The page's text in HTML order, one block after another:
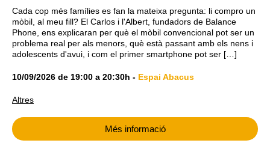
Cada cop més famílies es fan la mateixa pregunta: li compro un
mòbil, al meu fill? El Carlos i l'Albert, fundadors de Balance
Phone, ens explicaran per què el mòbil convencional pot ser un
problema real per als menors, què està passant amb els nens i
adolescents d'avui, i com el primer smartphone pot ser […]
10/09/2026 de 19:00 a 20:30h - Espai Abacus
Altres
Més informació